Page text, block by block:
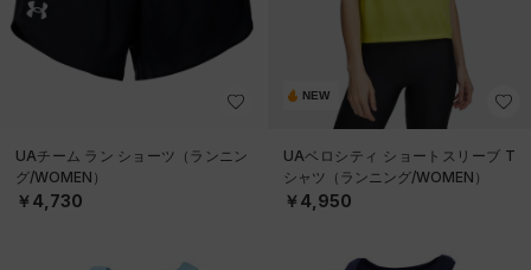
UAチーム ラン ショーツ（ランニン
グ/WOMEN）
￥4,730
NEW
UAベロシティ ショートスリーブ T
シャツ（ランニング/WOMEN）
￥4,950